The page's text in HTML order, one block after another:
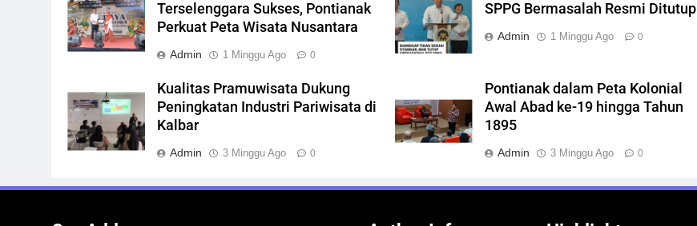
Terselenggara Sukses, Pontianak
Perkuat Peta Wisata Nusantara
Admin 1 Minggu Ago 0
SPPG Bermasalah Resmi Ditutup
Admin 1 Minggu Ago 0
Kualitas Pramuwisata Dukung
Peningkatan Industri Pariwisata di
Kalbar
Admin 3 Minggu Ago 0
Pontianak dalam Peta Kolonial
Awal Abad ke-19 hingga Tahun
1895
Admin 3 Minggu Ago 0